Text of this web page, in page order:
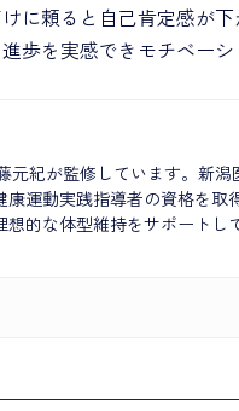
に頼ると自己肯定感が
歩を実感できモチベーシ
元紀が監修しています。新
運動実践指導者の資格を取
想的な体型維持をサポートし